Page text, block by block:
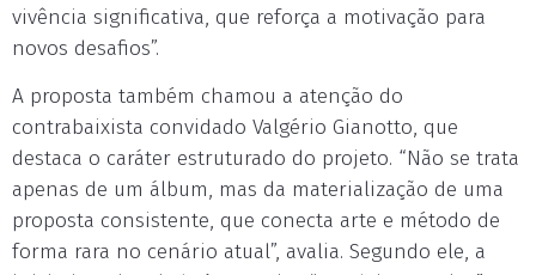
vivência significativa, que reforça a motivação para
novos desafios”.
A proposta também chamou a atenção do
contrabaixista convidado Valgério Gianotto, que
destaca o caráter estruturado do projeto. “Não se trata
apenas de um álbum, mas da materialização de uma
proposta consistente, que conecta arte e método de
forma rara no cenário atual”, avalia. Segundo ele, a